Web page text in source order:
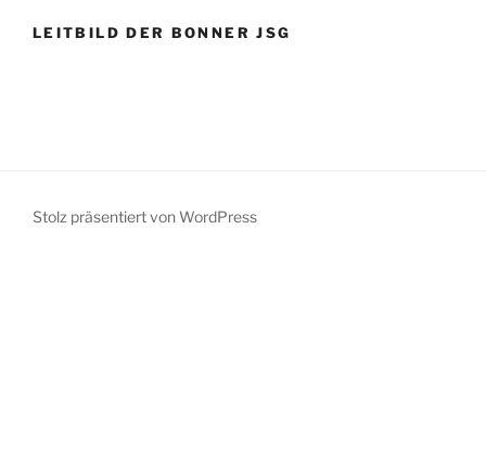
LEITBILD DER BONNER JSG
Stolz präsentiert von WordPress